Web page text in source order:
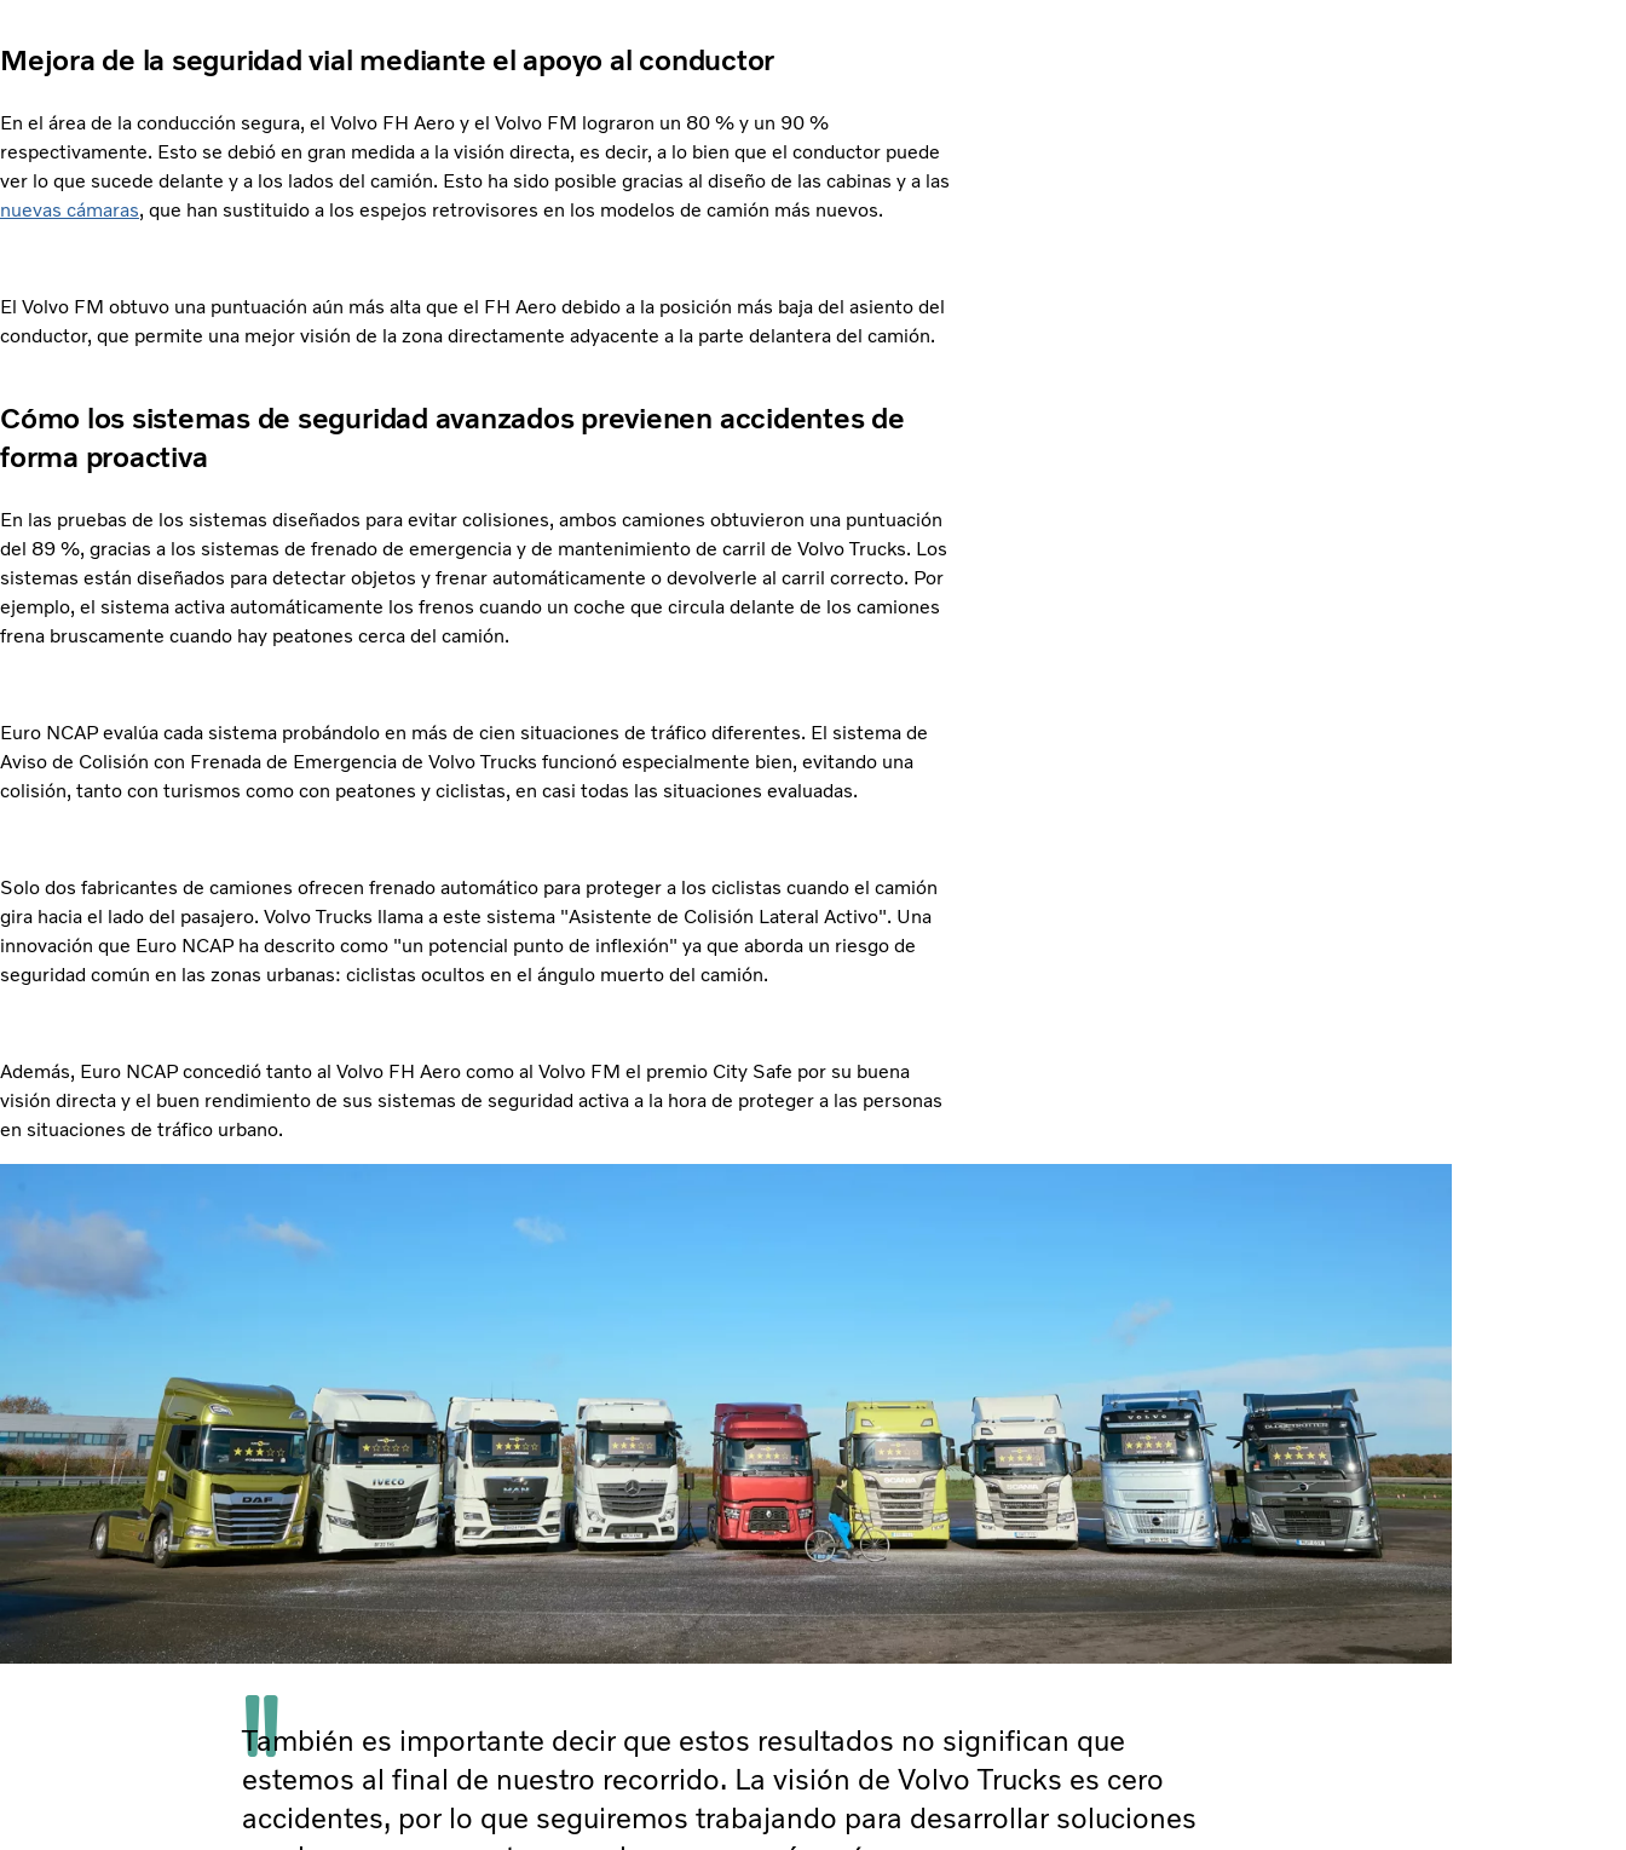
Mejora de la seguridad vial mediante el apoyo al conductor
En el área de la conducción segura, el Volvo FH Aero y el Volvo FM lograron un 80 % y un 90 %
respectivamente. Esto se debió en gran medida a la visión directa, es decir, a lo bien que el conductor puede
ver lo que sucede delante y a los lados del camión. Esto ha sido posible gracias al diseño de las cabinas y a las
nuevas cámaras, que han sustituido a los espejos retrovisores en los modelos de camión más nuevos.
El Volvo FM obtuvo una puntuación aún más alta que el FH Aero debido a la posición más baja del asiento del
conductor, que permite una mejor visión de la zona directamente adyacente a la parte delantera del camión.
Cómo los sistemas de seguridad avanzados previenen accidentes de
forma proactiva
En las pruebas de los sistemas diseñados para evitar colisiones, ambos camiones obtuvieron una puntuación
del 89 %, gracias a los sistemas de frenado de emergencia y de mantenimiento de carril de Volvo Trucks. Los
sistemas están diseñados para detectar objetos y frenar automáticamente o devolverle al carril correcto. Por
ejemplo, el sistema activa automáticamente los frenos cuando un coche que circula delante de los camiones
frena bruscamente cuando hay peatones cerca del camión.
Euro NCAP evalúa cada sistema probándolo en más de cien situaciones de tráfico diferentes. El sistema de
Aviso de Colisión con Frenada de Emergencia de Volvo Trucks funcionó especialmente bien, evitando una
colisión, tanto con turismos como con peatones y ciclistas, en casi todas las situaciones evaluadas.
Solo dos fabricantes de camiones ofrecen frenado automático para proteger a los ciclistas cuando el camión
gira hacia el lado del pasajero. Volvo Trucks llama a este sistema "Asistente de Colisión Lateral Activo". Una
innovación que Euro NCAP ha descrito como "un potencial punto de inflexión" ya que aborda un riesgo de
seguridad común en las zonas urbanas: ciclistas ocultos en el ángulo muerto del camión.
Además, Euro NCAP concedió tanto al Volvo FH Aero como al Volvo FM el premio City Safe por su buena
visión directa y el buen rendimiento de sus sistemas de seguridad activa a la hora de proteger a las personas
en situaciones de tráfico urbano.
También es importante decir que estos resultados no significan que
estemos al final de nuestro recorrido. La visión de Volvo Trucks es cero
accidentes, por lo que seguiremos trabajando para desarrollar soluciones